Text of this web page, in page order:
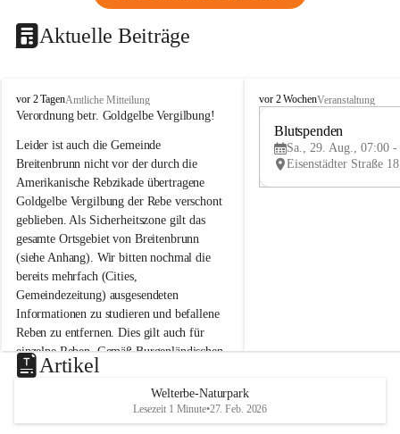
Aktuelle Beiträge
B
r
i
t
e
n
b
r
u
n
n
a
m
N
e
u
s
d
vor 2 TagenAmtliche Mitteilung
Verordnung betr. Goldgelbe Vergilbung!
Leider ist auch die Gemeinde
Breitenbrunn nicht vor der durch die
Amerikanische Rebzikade übertragene
Goldgelbe Vergilbung der Rebe verschont
geblieben. Als Sicherheitszone gilt das
gesamte Ortsgebiet von Breitenbrunn
(siehe Anhang). Wir bitten nochmal die
bereits mehrfach (Cities,
Gemeindezeitung) ausgesendeten
Informationen zu studieren und befallene
Reben zu entfernen. Dies gilt auch für
einzelne Reben. Gemäß Burgenländischen
Weinbaugesetz sind nicht gepflegte oder
unzulässige Weingärten zu roden! Bitte
helfen wir zusammen um unsere Winzer
vor den prognostizierten Ernteausfällen
B
e
u
e
d
vor 2 WochenVeranstaltung
Blutspenden
Sa., 29. Aug., 07:00 -
Artikel
Welterbe-Naturpark
Lesezeit 1 Minute•27. Feb. 2026